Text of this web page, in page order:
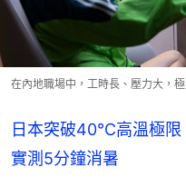
在內地職場中，工時長、壓力大，
日本突破40℃高溫極限
實測5分鐘消暑